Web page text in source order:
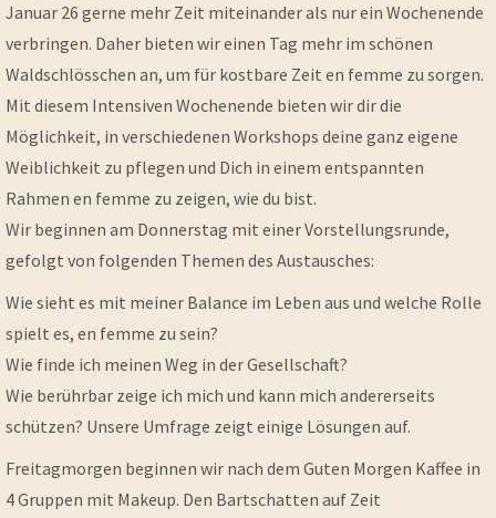
Januar 26 gerne mehr Zeit miteinander als nur ein Wochenende
verbringen. Daher bieten wir einen Tag mehr im schönen
Waldschlösschen an, um für kostbare Zeit en femme zu sorgen.
Mit diesem Intensiven Wochenende bieten wir dir die
Möglichkeit, in verschiedenen Workshops deine ganz eigene
Weiblichkeit zu pflegen und Dich in einem entspannten
Rahmen en femme zu zeigen, wie du bist.
Wir beginnen am Donnerstag mit einer Vorstellungsrunde,
gefolgt von folgenden Themen des Austausches:
Wie sieht es mit meiner Balance im Leben aus und welche Rolle
spielt es, en femme zu sein?
Wie finde ich meinen Weg in der Gesellschaft?
Wie berührbar zeige ich mich und kann mich andererseits
schützen? Unsere Umfrage zeigt einige Lösungen auf.
Freitagmorgen beginnen wir nach dem Guten Morgen Kaffee in
4 Gruppen mit Makeup. Den Bartschatten auf Zeit